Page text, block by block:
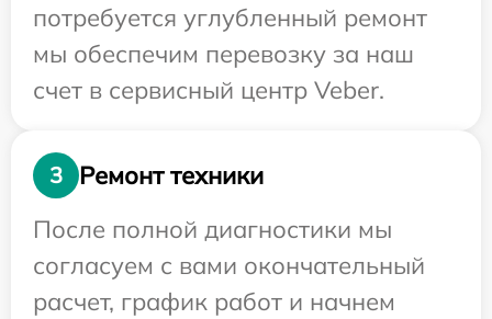
потребуется углубленный ремонт
мы обеспечим перевозку за наш
счет в сервисный центр Veber.
3
Ремонт техники
После полной диагностики мы
согласуем с вами окончательный
расчет, график работ и начнем